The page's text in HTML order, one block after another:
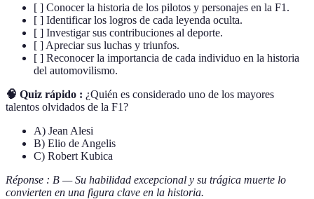
[ ] Conocer la historia de los pilotos y personajes en la F1.
[ ] Identificar los logros de cada leyenda oculta.
[ ] Investigar sus contribuciones al deporte.
[ ] Apreciar sus luchas y triunfos.
[ ] Reconocer la importancia de cada individuo en la historia
del automovilismo.
🧠 Quiz rápido : ¿Quién es considerado uno de los mayores
talentos olvidados de la F1?
A) Jean Alesi
B) Elio de Angelis
C) Robert Kubica
Réponse : B — Su habilidad excepcional y su trágica muerte lo
convierten en una figura clave en la historia.